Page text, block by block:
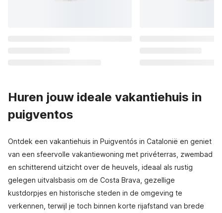
Huren jouw ideale vakantiehuis in
puigventos
Ontdek een vakantiehuis in Puigventós in Catalonië en geniet
van een sfeervolle vakantiewoning met privéterras, zwembad
en schitterend uitzicht over de heuvels, ideaal als rustig
gelegen uitvalsbasis om de Costa Brava, gezellige
kustdorpjes en historische steden in de omgeving te
verkennen, terwijl je toch binnen korte rijafstand van brede